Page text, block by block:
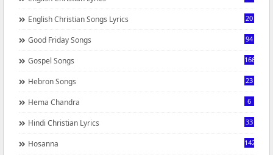
English Christian Songs Lyrics 20
Good Friday Songs 94
Gospel Songs 166
Hebron Songs 23
Hema Chandra 6
Hindi Christian Lyrics 33
Hosanna 142